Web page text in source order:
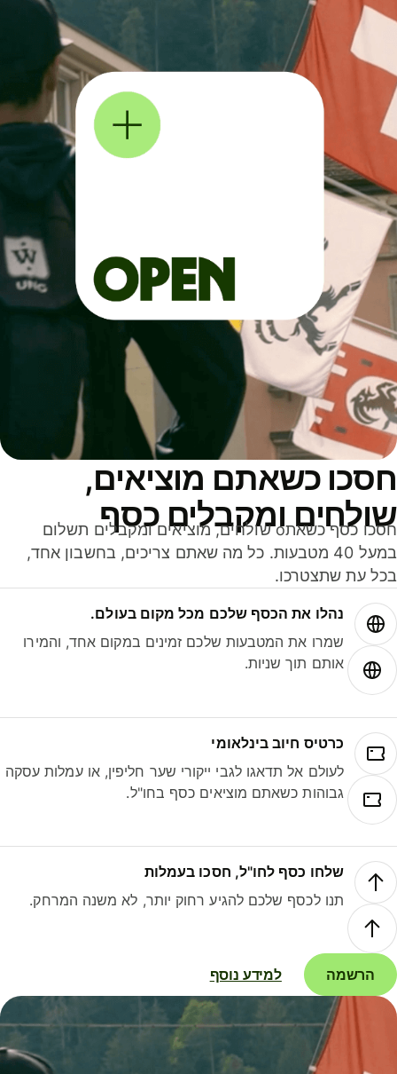
כשאתם מוציאים,
ומקבלים כסף
חסכו כסף כשאתo שולחים, מוציאים ומקבלים תשלום
במעל 40 מטבעות. כל מה שאתם צריכים, בחשבון אחד,
עת שתצטרכו.
נהלו את הכסף שלכם מכל מקום בעולם.
שמרו את המטבעות שלכם זמינים במקום אחד, והמירו
אותם תוך שניות.
כרטיס חיוב בינלאומי
לעולם אל תדאגו לגבי ייקורי שער חליפין, או עמלות עסקה
גבוהות כשאתם מוציאים כסף בחו"ל.
שלחו כסף לחו"ל, חסכו בעמלות
תנו לכסף שלכם להגיע רחוק יותר, לא משנה המרחק.
הרשמה למידע נוסף